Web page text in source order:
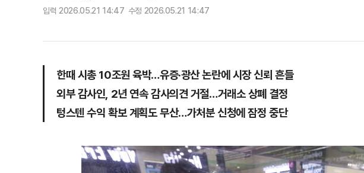
입력 2026.05.21 14:47 수정 2026.05.21 14:47
한때 시총 10조원 육박…유증·광산 논란에 시장 신뢰 흔들
외부 감사인, 2년 연속 감사의견 거절…거래소 상폐 결정
텅스텐 수익 확보 계획도 무산…가처분 신청에 잠정 중단